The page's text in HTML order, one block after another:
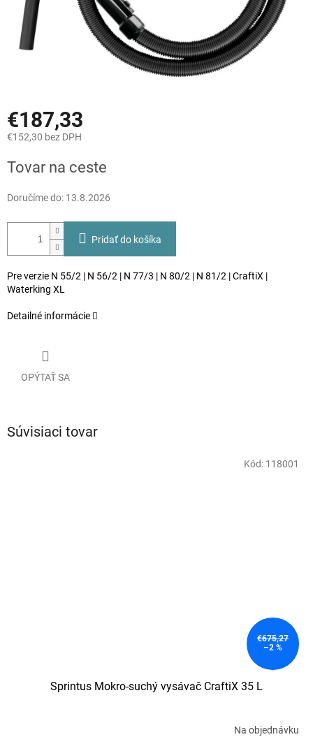
€187,33
€152,30 bez DPH
cena:
Tovar na ceste
Doručíme do: 13.8.2026
Pridať do košíka
Pre verzie N 55/2 | N 56/2 | N 77/3 | N 80/2 | N 81/2 | CraftiX |
Waterking XL
Detailné informácie
OPÝTAŤ SA
Súvisiaci tovar
€675,27
–2 %
Sprintus Mokro-suchý vysávač CraftiX 35 L
Na objednávku
Kód: 118001